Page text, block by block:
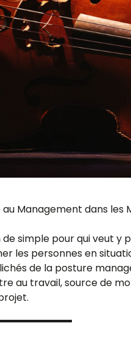
Management dans les
de simple pour qui veut
les personnes en
de la posture
au travail, source de